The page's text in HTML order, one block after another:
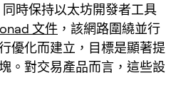
時保持以太坊開發者工具
文件 ，該網路圍繞並行
優化而建立，目標是顯著提
。對交易產品而言，這些設